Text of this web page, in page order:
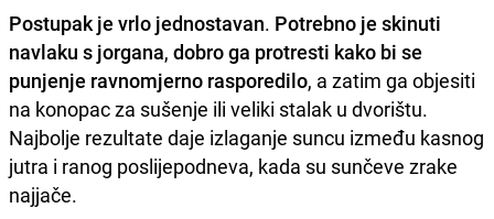
Postupak je vrlo jednostavan. Potrebno je skinuti
navlaku s jorgana, dobro ga protresti kako bi se
punjenje ravnomjerno rasporedilo, a zatim ga objesiti
na konopac za sušenje ili veliki stalak u dvorištu.
Najbolje rezultate daje izlaganje suncu između kasnog
jutra i ranog poslijepodneva, kada su sunčeve zrake
najjače.